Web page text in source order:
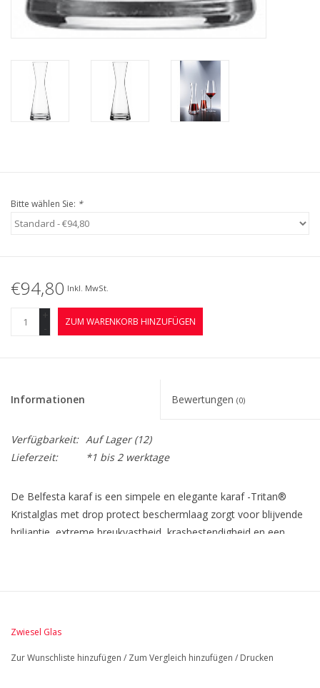
Bitte wählen Sie: *
€94,80 Inkl. MwSt.
+
-
ZUM WARENKORB HINZUFÜGEN
Informationen Bewertungen (0)
Verfügbarkeit: Auf Lager(12)
Lieferzeit:
*1 bis 2 werktage
De Belfesta karaf is een simpele en elegante karaf -Tritan®
Kristalglas met drop protect beschermlaag zorgt voor blijvende
briljantie, extreme breukvastheid, krasbestendigheid en een
Zwiesel Glas
Zur Wunschliste hinzufügen / Zum Vergleich hinzufügen / Drucken